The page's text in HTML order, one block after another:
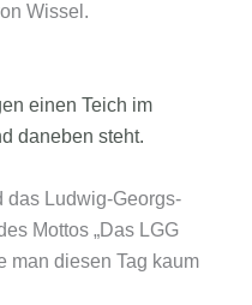
Wissel.
das Ludwig-Georgs-
Mottos „Das LGG
man diesen Tag kaum